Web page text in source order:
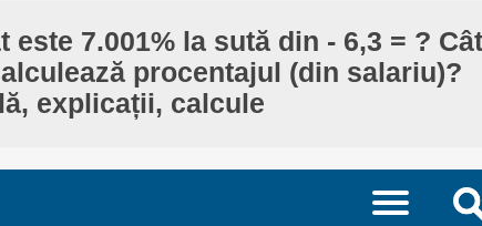
7.001% la sută din - 6,3 = ? Cât
procentajul (din salariu)?
explicații, calcule